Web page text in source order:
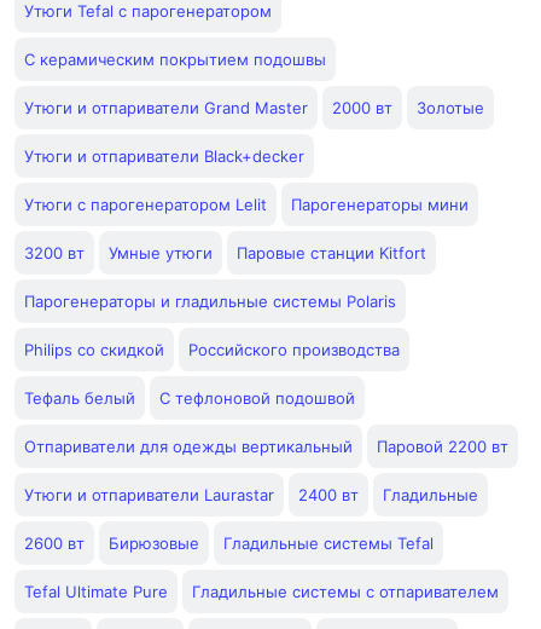
Утюги Tefal с парогенератором
С керамическим покрытием подошвы
Утюги и отпариватели Grand Master 2000 вт Золотые
Утюги и отпариватели Black+decker
Утюги с парогенератором Lelit Парогенераторы мини
3200 вт Умные утюги Паровые станции Kitfort
Парогенераторы и гладильные системы Polaris
Philips со скидкой Российского производства
Тефаль белый С тефлоновой подошвой
Отпариватели для одежды вертикальный Паровой 2200 вт
Утюги и отпариватели Laurastar 2400 вт Гладильные
2600 вт Бирюзовые Гладильные системы Tefal
Tefal Ultimate Pure Гладильные системы с отпаривателем